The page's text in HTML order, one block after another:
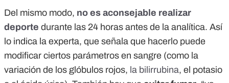
Del mismo modo, no es aconsejable realizar
deporte durante las 24 horas antes de la analítica. Así
lo indica la experta, que señala que hacerlo puede
modificar ciertos parámetros en sangre (como la
variación de los glóbulos rojos, la bilirrubina, el potasio